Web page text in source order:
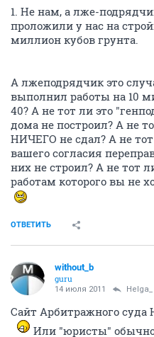
1. Не нам, а лже-
проложили у нас на
миллион кубов грунта.
А лжеподрядчик это
выполнил работы на 10
40? А не тот ли это
дома не построил? А не
НИЧЕГО не сдал? А не
вашего согласия
них не строил? А не тот
работам которого вы не
ОТВЕТИТЬ
without_b
guru
14 июля 2011 Helga_
Сайт Арбитражного
Или "юристы" обычно